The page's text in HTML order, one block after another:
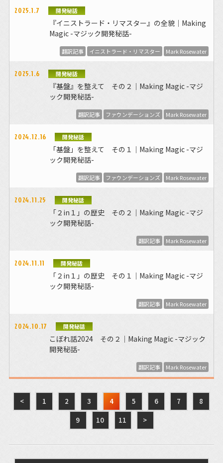
2025.1.7 開発秘話
『イニストラード・リマスター』の全貌｜Making
Magic -マジック開発秘話-
翻訳記事 イニストラード・リマスター Mark Rosewater
2025.1.6 開発秘話
『基盤』を整えて その２｜Making Magic -マジ
ック開発秘話-
翻訳記事 ファウンデーションズ Mark Rosewater
2024.12.16 開発秘話
「基盤」を整えて その１｜Making Magic -マジ
ック開発秘話-
翻訳記事 ファウンデーションズ Mark Rosewater
2024.11.25 開発秘話
「２in１」の歴史 その２｜Making Magic -マジ
ック開発秘話-
翻訳記事 Mark Rosewater
2024.11.11 開発秘話
「２in１」の歴史 その１｜Making Magic -マジ
ック開発秘話-
翻訳記事 Mark Rosewater
2024.10.17 開発秘話
こぼれ話2024 その２｜Making Magic -マジック
開発秘話-
翻訳記事 Mark Rosewater
< 1 2 3 4 5 6 7
8
9
10 11 >